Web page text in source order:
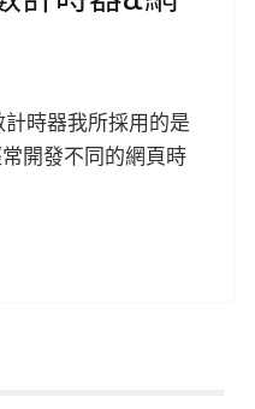
時器我所採用的是
開發不同的網頁時